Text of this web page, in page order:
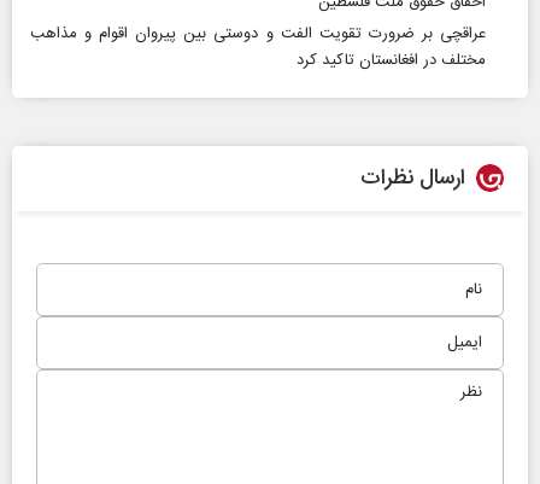
عراقچی بر ضرورت تقویت الفت و دوستی بین پیروان اقوام و مذاهب
مختلف در افغانستان تاکید کرد
ارسال نظرات